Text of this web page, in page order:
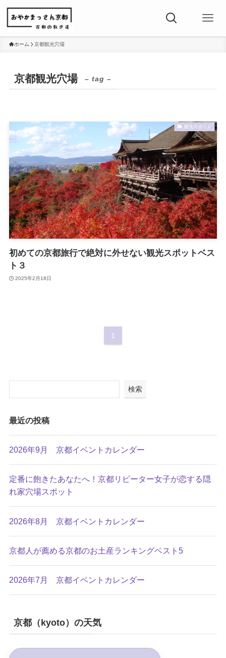
ホーム 京都観光穴場
京都観光穴場 – tag –
観光スポット
初めての京都旅行で絶対に外せない観光スポットベス
ト３
2025年2月18日
1
検索
最近の投稿
2026年9月 京都イベントカレンダー
定番に飽きたあなたへ！京都リピーター女子が恋する隠
れ家穴場スポット
2026年8月 京都イベントカレンダー
京都人が薦める京都のお土産ランキングベスト5
2026年7月 京都イベントカレンダー
京都（kyoto）の天気